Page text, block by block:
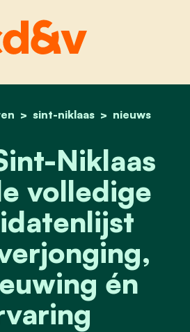
home
sint-niklaas nieuws
cd&v sint-niklaas stelt
Niklaas
volledige
én